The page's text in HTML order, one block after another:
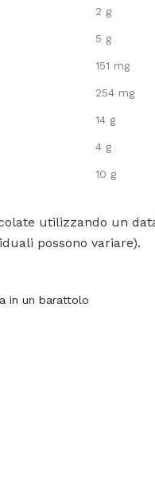
2 g
5 g
151 mg
254 mg
14 g
4 g
10 g
utilizzando un
possono variare).
in un barattolo